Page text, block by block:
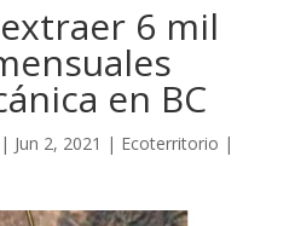
6 mil
en BC
| Jun 2, 2021 | Ecoterritorio |